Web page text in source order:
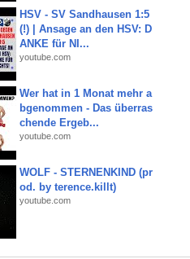
HSV - SV Sandhausen 1:5
(!) | Ansage an den HSV: D
ANKE für NI...
youtube.com
Wer hat in 1 Monat mehr a
bgenommen - Das überras
chende Ergeb...
youtube.com
WOLF - STERNENKIND (pr
od. by terence.killt)
youtube.com